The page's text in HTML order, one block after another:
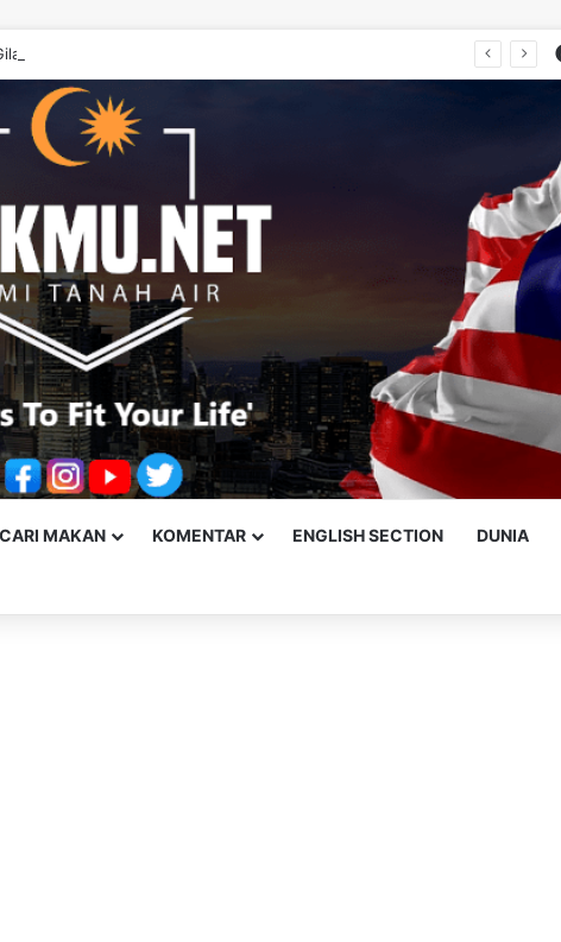
Kreativiti Generasi Muda
CARI MAKAN KOMENTAR ENGLISH SECTION DUNIA